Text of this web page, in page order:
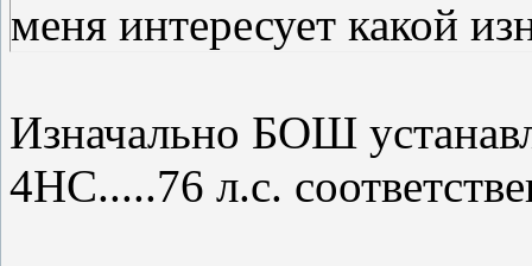
меня интересует какой
Изначально БОШ
4HC.....76 л.с.